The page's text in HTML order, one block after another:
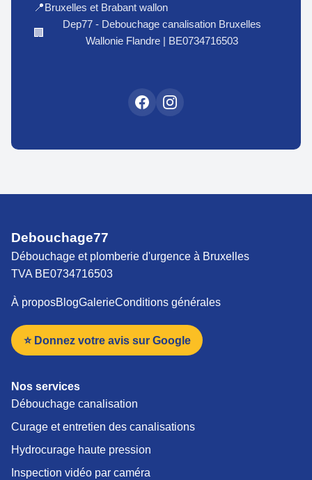
📍Bruxelles et Brabant wallon
🏢
Dep77 - Debouchage canalisation Bruxelles
Wallonie Flandre | BE0734716503
Debouchage77
Débouchage et plomberie d'urgence à Bruxelles
TVA BE0734716503
À proposBlogGalerieConditions générales
⭐ Donnez votre avis sur Google
Nos services
Débouchage canalisation
Curage et entretien des canalisations
Hydrocurage haute pression
Inspection vidéo par caméra